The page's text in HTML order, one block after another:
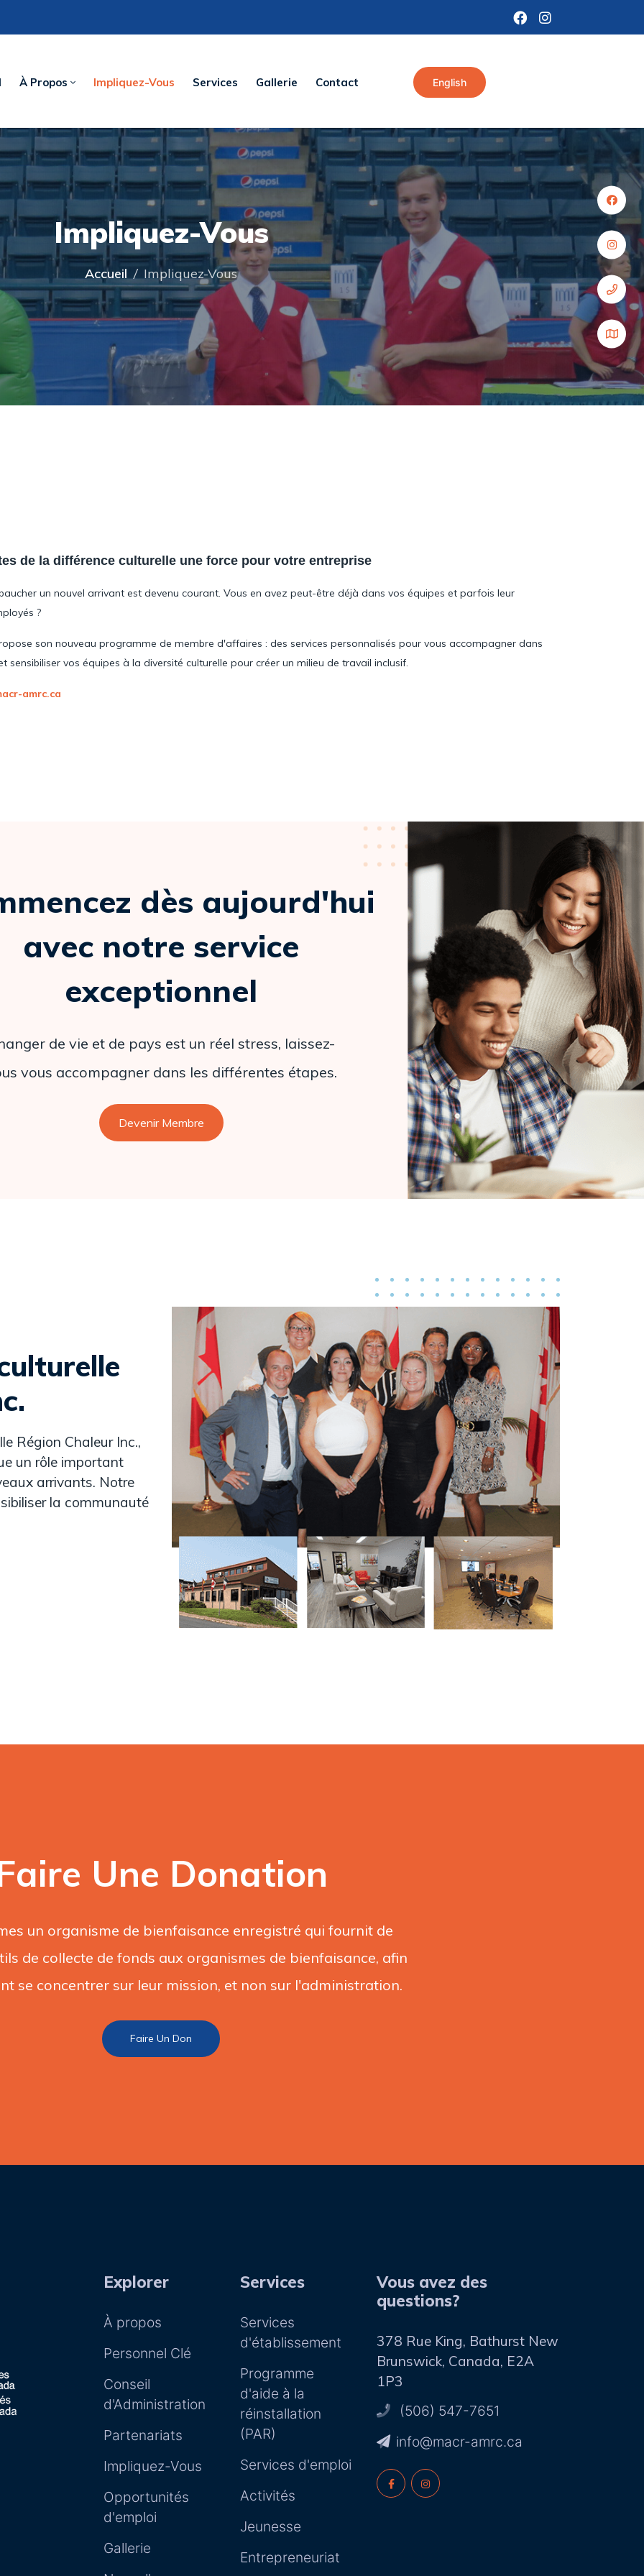
À Propos Impliquez-Vous Services Gallerie Contact English
Impliquez-Vous
Accueil / Impliquez-Vous
de la différence culturelle une force pour votre entreprise
un nouvel arrivant est devenu courant. Vous en avez peut-être déjà dans vos équipes et parfois leur
?
son nouveau programme de membre d'affaires : des services personnalisés pour vous accompagner dans
vos équipes à la diversité culturelle pour créer un milieu de travail inclusif.
amrc.ca
dès aujourd'hui
avec notre service
exceptionnel
de vie et de pays est un réel stress, laissez-
vous accompagner dans les différentes étapes.
Devenir Membre
Région Chaleur Inc.,
un rôle important
arrivants. Notre
la communauté
Une Donation
un organisme de bienfaisance enregistré qui fournit de
de collecte de fonds aux organismes de bienfaisance, afin
se concentrer sur leur mission, et non sur l'administration.
Faire Un Don
Explorer
À propos
Personnel Clé
Conseil
d'Administration
Partenariats
Impliquez-Vous
Opportunités
d'emploi
Gallerie
Services
Services
d'établissement
Programme
d'aide à la
réinstallation
(PAR)
Services d'emploi
Activités
Jeunesse
Entrepreneuriat
Vous avez des
questions?
378 Rue King, Bathurst New
Brunswick, Canada, E2A
1P3
(506) 547-7651
ac.crma-rcam@ofni